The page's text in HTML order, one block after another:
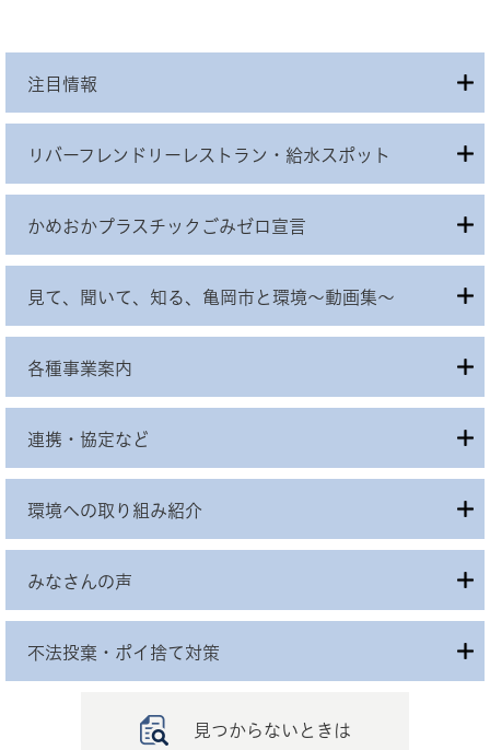
注目情報
リバーフレンドリーレストラン・給水スポット
かめおかプラスチックごみゼロ宣言
見て、聞いて、知る、亀岡市と環境～動画集～
各種事業案内
連携・協定など
環境への取り組み紹介
みなさんの声
不法投棄・ポイ捨て対策
見つからないときは